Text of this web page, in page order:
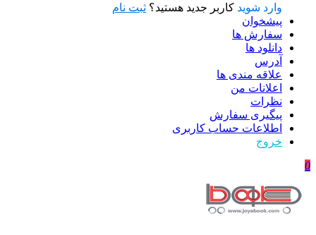
وارد شوید کاربر جدید هستید؟ ثبت نام
پیشخوان
سفارش ها
دانلود ها
آدرس
علاقه مندی ها
اعلانات من
نظرات
پیگیری سفارش
اطلاعات حساب كاربری
خروج
0